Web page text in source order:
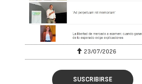
23/07/2026
SUSCRIBIRSE